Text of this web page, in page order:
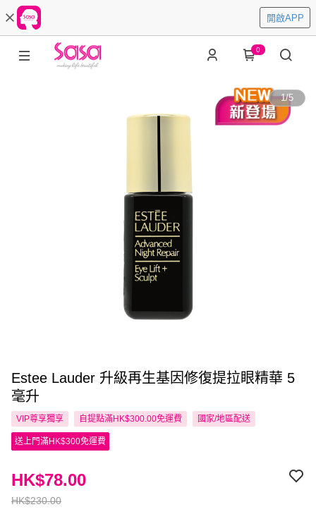
開啟APP
0
1/5
Estee Lauder 升級再生基因修復提拉眼精華 5
毫升
VIP尊享獨享 自提點滿HK$300.00免運費 國家/地區配送
送上門滿HK$300免運費
HK$230.00
HK$78.00